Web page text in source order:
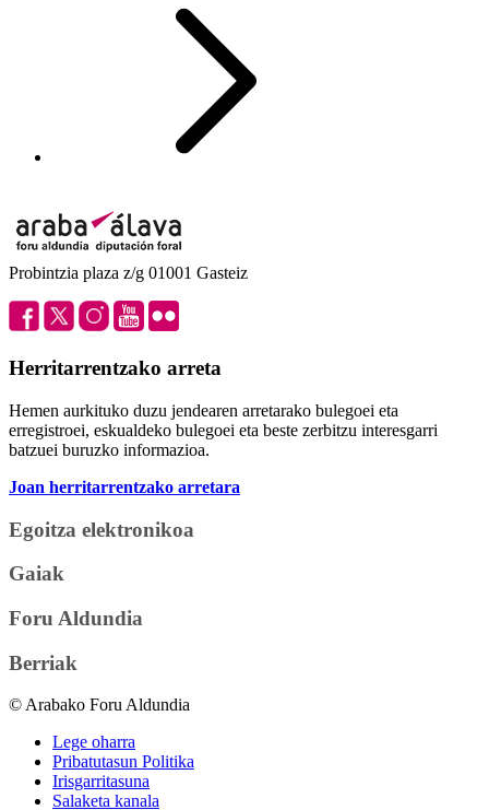
Probintzia plaza z/g 01001 Gasteiz
Herritarrentzako arreta
Hemen aurkituko duzu jendearen arretarako bulegoei eta
erregistroei, eskualdeko bulegoei eta beste zerbitzu interesgarri
batzuei buruzko informazioa.
Joan herritarrentzako arretara
Egoitza elektronikoa
Gaiak
Foru Aldundia
Berriak
© Arabako Foru Aldundia
Lege oharra
Pribatutasun Politika
Irisgarritasuna
Salaketa kanala